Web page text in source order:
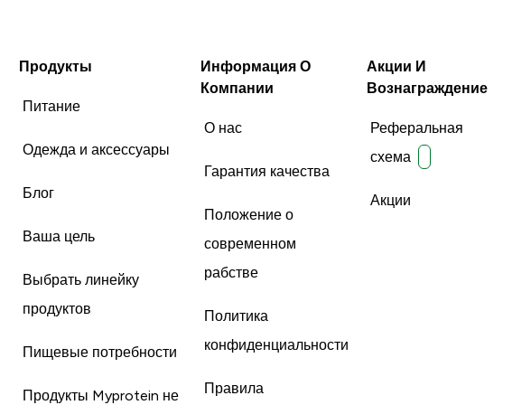
Продукты
Питание
Одежда и аксессуары
Блог
Ваша цель
Выбрать линейку
продуктов
Пищевые потребности
Продукты Myprotein не
Информация О
Компании
О нас
Гарантия качества
Положение о
современном
рабстве
Политика
конфиденциальности
Правила
Акции И
Вознаграждение
Реферальная
схема
Акции